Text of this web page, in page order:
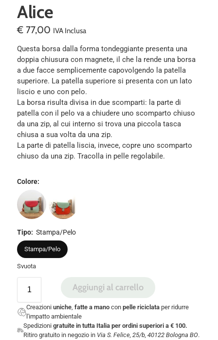
Alice
€ 77,00 IVA Inclusa
Questa borsa dalla forma tondeggiante presenta una
doppia chiusura con magnete, il che la rende una borsa
a due facce semplicemente capovolgendo la patella
superiore. La patella superiore si presenta con un lato
liscio e uno con pelo.
La borsa risulta divisa in due scomparti: la parte di
patella con il pelo va a chiudere uno scomparto chiuso
da una zip, al cui interno si trova una piccola tasca
chiusa a sua volta da una zip.
La parte di patella liscia, invece, copre uno scomparto
chiuso da una zip. Tracolla in pelle regolabile.
Colore:
Tipo: Stampa/Pelo
Stampa/Pelo
Svuota
Aggiungi al carrello
Creazioniuniche,fatte a mano conpelle riciclata per ridurre
l'impatto ambientale
Spedizioni gratuite in tutta Italia per ordini superiori a € 100.
Ritiro gratuito in negozio in Via S. Felice, 25/b, 40122 Bologna BO.